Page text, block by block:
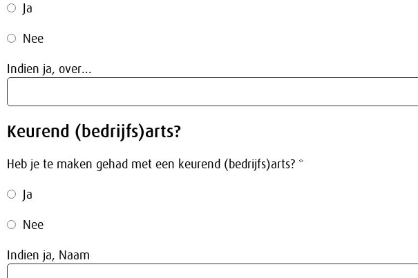
Ja
Nee
Indien ja, over...
Keurend (bedrijfs)arts?
Heb je te maken gehad met een keurend (bedrijfs)arts? *
Ja
Nee
Indien ja, Naam